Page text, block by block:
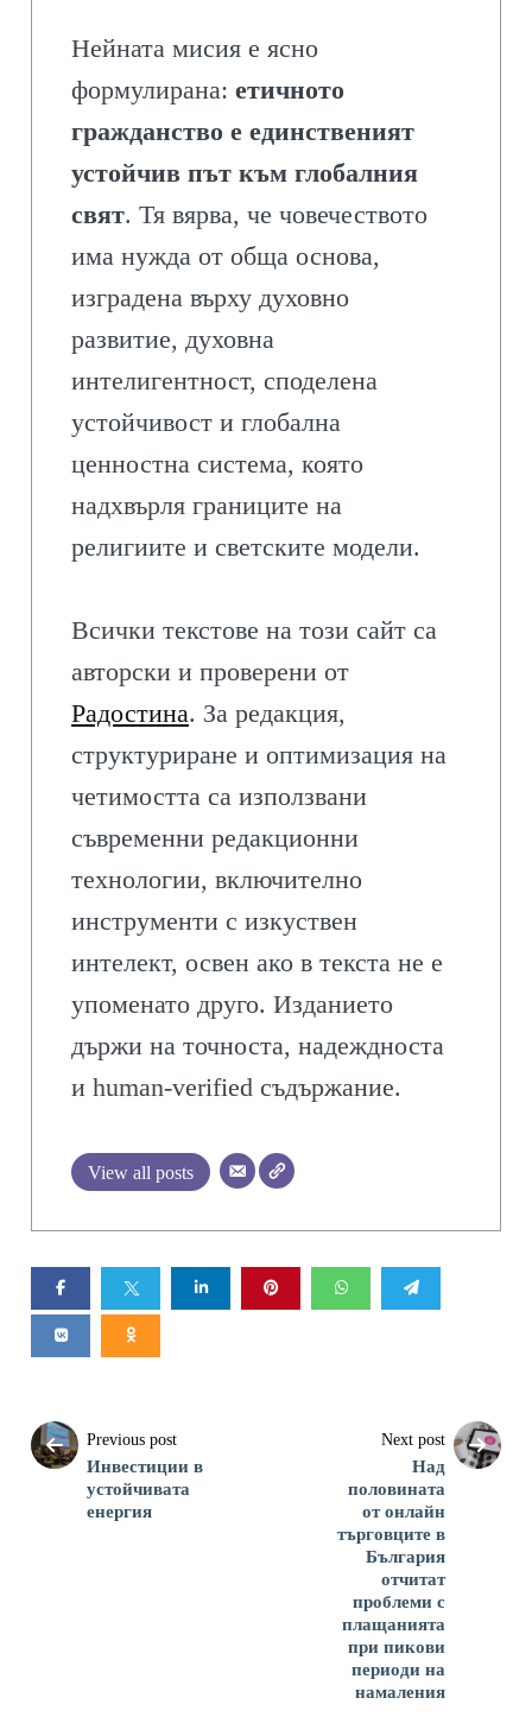
Нейната мисия е ясно
формулирана:етичното
гражданство е единственият
устойчив път към глобалния
свят. Тя вярва, че човечеството
има нужда от обща основа,
изградена върху духовно
развитие, духовна
интелигентност, споделена
устойчивост и глобална
ценностна система, която
надхвърля границите на
религиите и светските модели.
Всички текстове на този сайт са
авторски и проверени от
Радостина. За редакция,
структуриране и оптимизация на
четимостта са използвани
съвременни редакционни
технологии, включително
инструменти с изкуствен
интелект, освен ако в текста не е
упоменато друго. Изданието
държи на точноста, надеждноста
и human-verified съдържание.
View all posts
Previous post
Инвестиции в
устойчивата
енергия
Next post
Над
половината
от онлайн
търговците в
България
отчитат
проблеми с
плащанията
при пикови
периоди на
намаления